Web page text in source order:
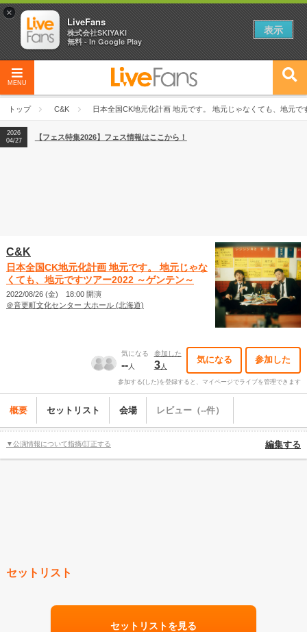
MENU
トップ C&K 日本全国CK地元化計画 地元です。 地元じゃなくても、地元で
2026
04/27
2026
【ライブ動員ランキング】2026年上半期編発表！
2026
04/27
【フェス特集2026】フェス情報はここから！
C&K
日本全国CK地元化計画 地元です。 地元じゃな
くても、地元ですツアー2022 ～ゲンテン～
2022/08/26 (金) 18:00 開演
＠音更町文化センター 大ホール (北海道)
気になる
--人
参加した
3人
気になる 参加した
参加する(した)を登録すると、マイページでライブを管理できます
概要 セットリスト 会場 レビュー（--件）
▼公演情報について指摘/訂正する 編集する
セットリスト
セットリストを見る
×
LiveFans
株式会社SKIYAKI
無料 - In Google Play
表示